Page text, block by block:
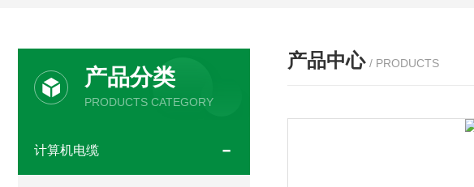
产品分类
PRODUCTS CATEGORY
计算机电缆
产品中心 / PRODUCTS